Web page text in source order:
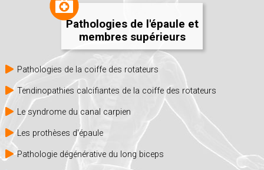
Pathologies de l'épaule et
membres supérieurs
Pathologies de la coiffe des rotateurs
Tendinopathies calcifiantes de la coiffe des rotateurs
Le syndrome du canal carpien
Les prothèses d'épaule
Pathologie dégénérative du long biceps